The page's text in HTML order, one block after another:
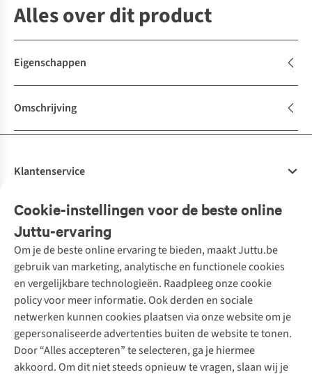
Alles over dit product
Eigenschappen
Omschrijving
Cookie-instellingen voor de beste online
Juttu-ervaring
Om je de beste online ervaring te bieden, maakt Juttu.be
gebruik van marketing, analytische en functionele cookies
en vergelijkbare technologieën. Raadpleeg onze cookie
policy voor meer informatie. Ook derden en sociale
netwerken kunnen cookies plaatsen via onze website om je
gepersonaliseerde advertenties buiten de website te tonen.
Door “Alles accepteren” te selecteren, ga je hiermee
akkoord. Om dit niet steeds opnieuw te vragen, slaan wij je
Klantenservice
Bestellen
Betalen
10% studentenkorting
Klarna - achteraf betalen
Levering
Retourneren
Bestelling herroepen
Garantie
Contact
Onze diensten
Tweedehands - ReJUsed
Kledingatelier
Personal shopping
Textielbox
Events / workshops
Juttu
Over ons
Juttu Friends
Inspiratie
Werken bij Juttu
Onze winkels
De wereld van Juttu
Merken
Nathalie Vleeschouwer
Selected dames
HKLiving
Dickies
Meld je aan voor de nieuwsbrief